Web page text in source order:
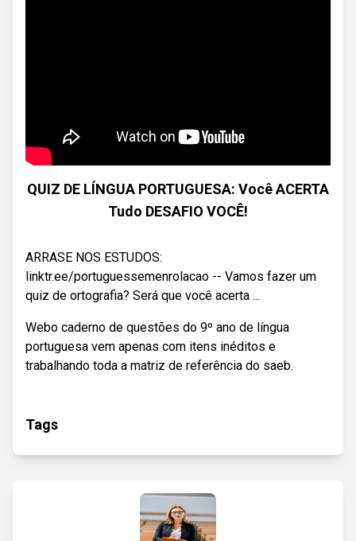
QUIZ DE LÍNGUA PORTUGUESA: Você ACERTA
Tudo DESAFIO VOCÊ!
ARRASE NOS ESTUDOS:
linktr.ee/portuguessemenrolacao -- Vamos fazer um
quiz de ortografia? Será que você acerta ...
Webo caderno de questões do 9º ano de língua
portuguesa vem apenas com itens inéditos e
trabalhando toda a matriz de referência do saeb.
Tags